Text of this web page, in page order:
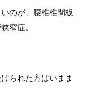
のが、腰椎椎間板
窄症。
られた方はいまま